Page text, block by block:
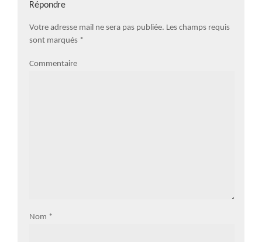
Répondre
Votre adresse mail ne sera pas publiée. Les champs requis
sont marqués *
Commentaire
Nom *